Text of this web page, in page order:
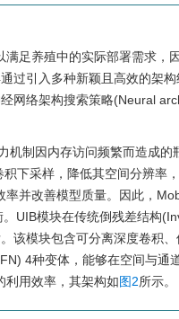
足养殖中的实际部署需求，
过引入多种新颖且高效的架
网络架构搜索策略(Neural
机制因内存访问频繁而造成的
下采样，降低其空间分辨率
并改善模型质量。因此，
UIB模块在传统倒残差结构
该模块包含可分离深度卷积
4种变体，能够在空间与通
利用效率，其架构如图2所示。